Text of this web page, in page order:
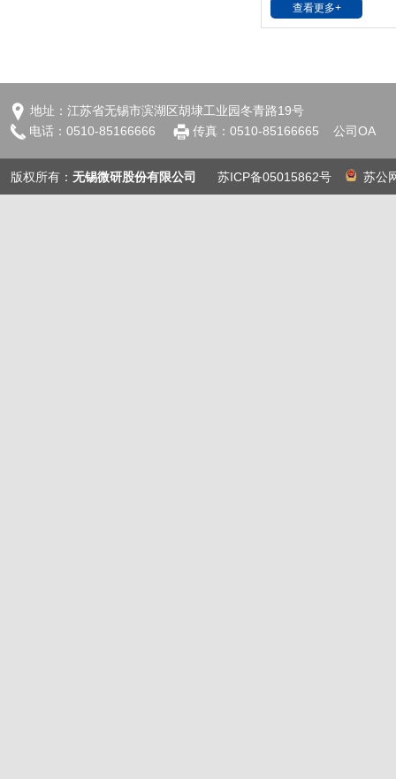
查看更多+
地址：江苏省无锡市滨湖区胡埭工业园冬青路19号
电话：0510-85166666
传真：0510-85166665 公司OA
版权所有： 无锡微研股份有限公司 苏ICP备05015862号 苏公